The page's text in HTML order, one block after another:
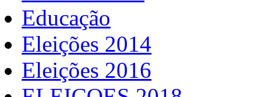
Educação
Eleições 2014
Eleições 2016